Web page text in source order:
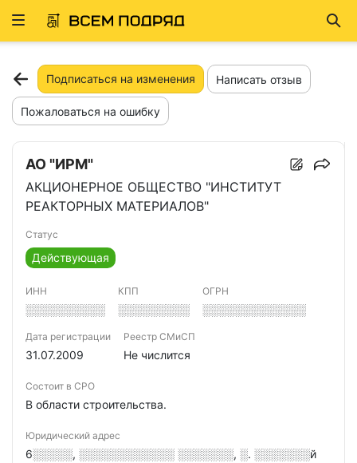
Развернуть
Подписаться на изменения Написать отзыв
Пожаловаться на ошибку
АО "ИРМ"
АКЦИОНЕРНОЕ ОБЩЕСТВО "ИНСТИТУТ
РЕАКТОРНЫХ МАТЕРИАЛОВ"
Статус
Действующая
ИНН
░░░░░░░░░░
КПП
░░░░░░░░░
ОГРН
░░░░░░░░░░░░░
Дата регистрации
31.07.2009
Реестр СМиСП
Не числится
Состоит в СРО
В области строительства.
Юридический адрес
6░░░░░, ░░░░░░░░░░░░ ░░░░░░░, ░. ░░░░░░░й